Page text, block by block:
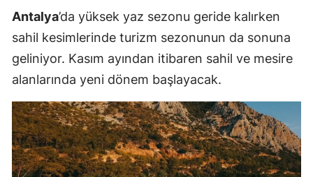
Antalya’da yüksek yaz sezonu geride kalırken
sahil kesimlerinde turizm sezonunun da sonuna
geliniyor. Kasım ayından itibaren sahil ve mesire
alanlarında yeni dönem başlayacak.